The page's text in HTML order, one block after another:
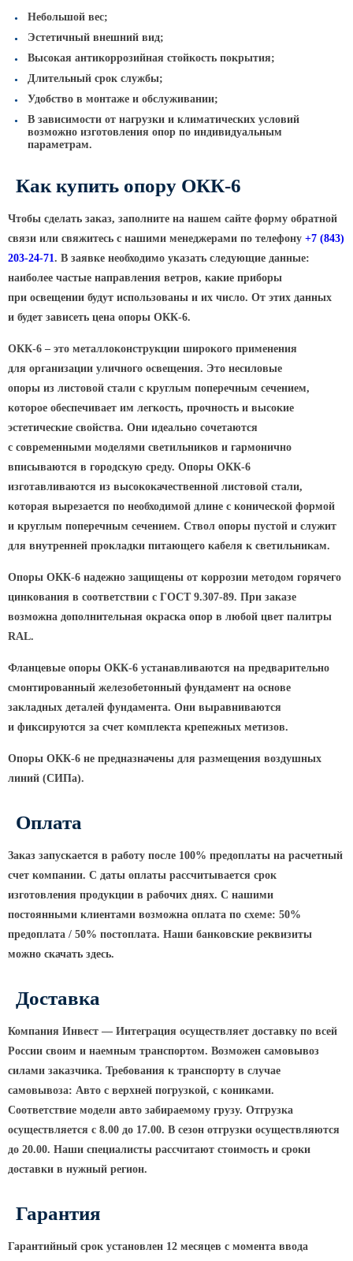
Складывающиеся опоры освещения
складывающиеся
складывающиеся
ПФГ Опоры граненые
складывающиеся фланцевые
фланцевая граненая
Опоры граненые силовые
контактной сети (ОГСКС)
Дорожные металлические рамы
ВМОН Высокомачтовые опоры со
стационарной короной
ВМО Высокомачтовые опоры с
мобильной короной
Мачты связи
РМГ Радиомачты. Опоры сотовoй
ОДН Радиомачты. Опоры двойного
КРОНШТЕЙНЫ ДЛЯ УЛИЧНОГО
ОСВЕЩЕНИЯ
светильников
Кронштейн консольный для 2
светильников
Кронштейны для подвесных
Кронштейны для торшерных
ПАРКОВОЕ ОСВЕЩЕНИЕ
Парковые опоры
Парковые круглоконические
Парковые опоры декоративные
Торшерные опоры освещения
Парковые светильники
Светильник уличный
Уличные торшерные светильники
Небольшой вес;
Эстетичный внешний вид;
Высокая антикоррозийная стойкость покрытия;
Длительный срок службы;
Удобство в монтаже и обслуживании;
В зависимости от нагрузки и климатических условий
возможно изготовления опор по индивидуальным
параметрам.
Как купить опору ОКК-6
Чтобы сделать заказ, заполните на нашем сайте форму обратной
связи или свяжитесь с нашими менеджерами по телефону +7 (843)
203-24-71. В заявке необходимо указать следующие данные:
наиболее частые направления ветров, какие приборы
при освещении будут использованы и их число. От этих данных
и будет зависеть цена опоры ОКК-6.
ОКК-6 – это металлоконструкции широкого применения
для организации уличного освещения. Это несиловые
опоры из листовой стали с круглым поперечным сечением,
которое обеспечивает им легкость, прочность и высокие
эстетические свойства. Они идеально сочетаются
с современными моделями светильников и гармонично
вписываются в городскую среду. Опоры ОКК-6
изготавливаются из высококачественной листовой стали,
которая вырезается по необходимой длине с конической формой
и круглым поперечным сечением. Ствол опоры пустой и служит
для внутренней прокладки питающего кабеля к светильникам.
Опоры ОКК-6 надежно защищены от коррозии методом горячего
цинкования в соответствии с ГОСТ 9.307-89. При заказе
возможна дополнительная окраска опор в любой цвет палитры
RAL.
Фланцевые опоры ОКК-6 устанавливаются на предварительно
смонтированный железобетонный фундамент на основе
закладных деталей фундамента. Они выравниваются
и фиксируются за счет комплекта крепежных метизов.
Опоры ОКК-6 не предназначены для размещения воздушных
линий (СИПа).
Оплата
Заказ запускается в работу после 100% предоплаты на расчетный
счет компании. С даты оплаты рассчитывается срок
изготовления продукции в рабочих днях. С нашими
постоянными клиентами возможна оплата по схеме: 50%
предоплата / 50% постоплата. Наши банковские реквизиты
можно скачать здесь.
Доставка
Компания Инвест — Интеграция осуществляет доставку по всей
России своим и наемным транспортом. Возможен самовывоз
силами заказчика. Требования к транспорту в случае
самовывоза: Авто с верхней погрузкой, с кониками.
Соответствие модели авто забираемому грузу. Отгрузка
осуществляется с 8.00 до 17.00. В сезон отгрузки осуществляются
до 20.00. Наши специалисты рассчитают стоимость и сроки
доставки в нужный регион.
Гарантия
Гарантийный срок установлен 12 месяцев с момента ввода